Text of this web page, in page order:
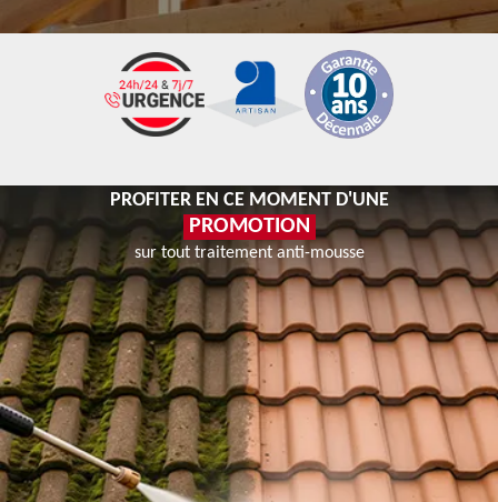
PROFITER EN CE MOMENT D'UNE
PROMOTION
sur tout traitement anti-mousse